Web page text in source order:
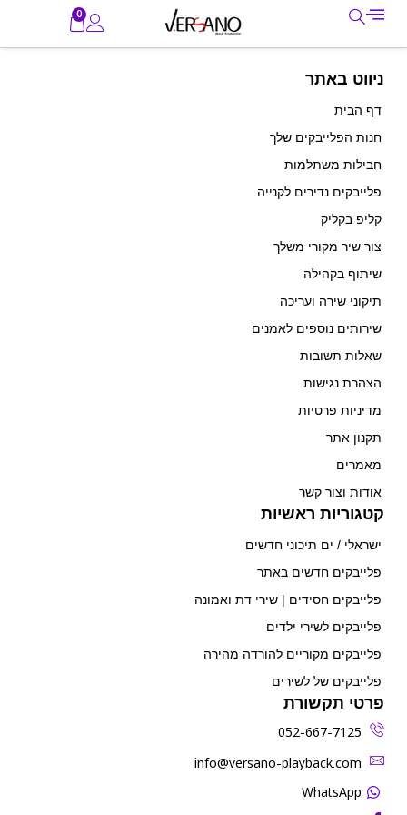
0
ניווט באתר
דף הבית
חנות הפלייבקים שלך
חבילות משתלמות
פלייבקים נדירים לקנייה
קליפ בקליק
צור שיר מקורי משלך
שיתוף בקהילה
תיקוני שירה ועריכה
שירותים נוספים לאמנים
שאלות תשובות
הצהרת נגישות
מדיניות פרטיות
תקנון אתר
מאמרים
אודות וצור קשר
קטגוריות ראשיות
ישראלי / ים תיכוני חדשים
פלייבקים חדשים באתר
פלייבקים חסידים | שירי דת ואמונה
פלייבקים לשירי ילדים
פלייבקים מקוריים להורדה מהירה
פלייבקים של לשירים
פרטי תקשורת
052-667-7125
‫info@versano-playback.com‬
WhatsApp